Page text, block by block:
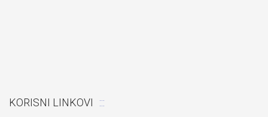
KORISNI LINKOVI